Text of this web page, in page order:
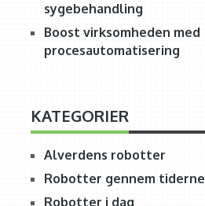
sygebehandling
Boost virksomheden med
procesautomatisering
KATEGORIER
Alverdens robotter
Robotter gennem tiderne
Robotter i dag